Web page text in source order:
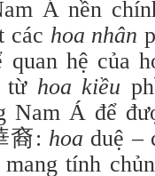
Á nền
các hoa nhân
quan hệ của
từ hoa kiều
Nam Á để
裔: hoa duệ –
tính